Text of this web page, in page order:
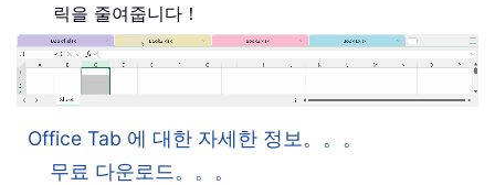
릭을 줄여줍니다！
Office Tab 에 대한 자세한 정보。。。
무료 다운로드。。。